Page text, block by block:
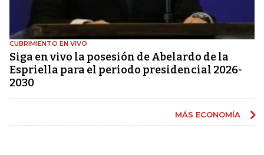
CUBRIMIENTO EN VIVO
Siga en vivo la posesión de Abelardo de la
Espriella para el periodo presidencial 2026-
2030
MÁS ECONOMÍA